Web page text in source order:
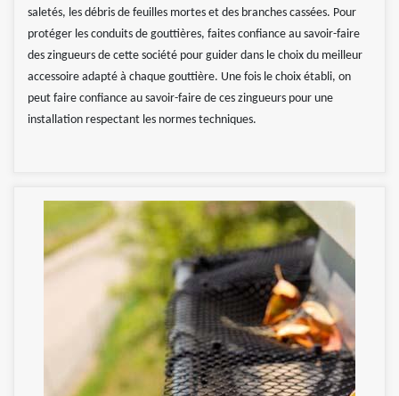
saletés, les débris de feuilles mortes et des branches cassées. Pour
protéger les conduits de gouttières, faites confiance au savoir-faire
des zingueurs de cette société pour guider dans le choix du meilleur
accessoire adapté à chaque gouttière. Une fois le choix établi, on
peut faire confiance au savoir-faire de ces zingueurs pour une
installation respectant les normes techniques.